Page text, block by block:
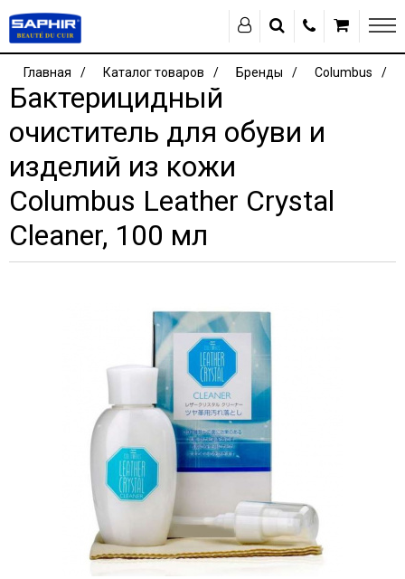
Главная Каталог товаров Бренды Columbus
Бактерицидный
очиститель для обуви и
изделий из кожи
Columbus Leather Crystal
Cleaner, 100 мл